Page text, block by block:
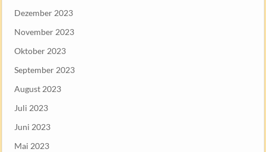
Dezember 2023
November 2023
Oktober 2023
September 2023
August 2023
Juli 2023
Juni 2023
Mai 2023